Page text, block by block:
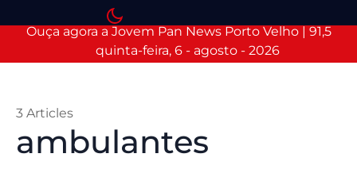
Ouça agora a Jovem Pan News Porto Velho | 91,5
quinta-feira, 6 - agosto - 2026
ambulantes
3 Articles